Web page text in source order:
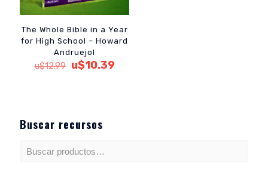
The Whole Bible in a Year
for High School – Howard
Andruejol
u$12.99
El
u$10.39El
Buscar recursos